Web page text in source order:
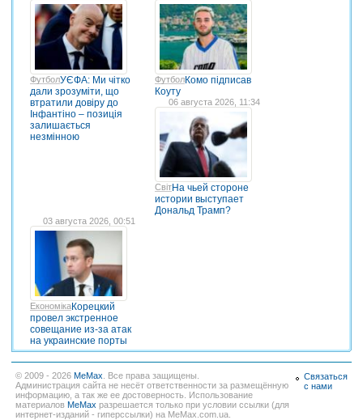
ФутболУЄФА: Ми чітко
дали зрозуміти, що
втратили довіру до
Інфантіно – позиція
залишається
незмінною
ФутболКомо підписав
Коуту
06 августа 2026, 11:34
СвітНа чьей стороне
истории выступает
Дональд Трамп?
03 августа 2026, 00:51
ЕкономікаКорецкий
провел экстренное
совещание из-за атак
на украинские порты
© 2009 - 2026 MeMax . Все права защищены.
Администрация сайта не несёт ответственности за размещённую
информацию, а так же ее достоверность. Использование
материалов MeMax разрешается только при условии ссылки (для
интернет-изданий - гиперссылки) на MeMax.com.ua.
Связаться
с нами